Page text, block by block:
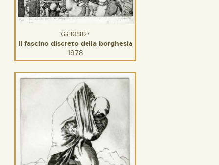
GSB08827
Il fascino discreto della borghesia
1978